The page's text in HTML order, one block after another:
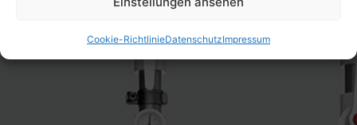
Cookie-RichtlinieDatenschutzImpressum